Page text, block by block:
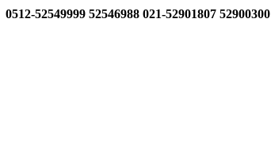
0512-52549999 52546988 021-52901807 52900300